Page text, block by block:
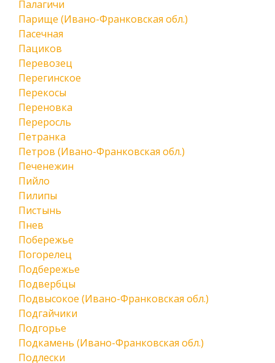
Палагичи
Парище (Ивано-Франковская обл.)
Пасечная
Пациков
Перевозец
Перегинское
Перекосы
Переновка
Переросль
Петранка
Петров (Ивано-Франковская обл.)
Печенежин
Пийло
Пилипы
Пистынь
Пнев
Побережье
Погорелец
Подбережье
Подвербцы
Подвысокое (Ивано-Франковская обл.)
Подгайчики
Подгорье
Подкамень (Ивано-Франковская обл.)
Подлески